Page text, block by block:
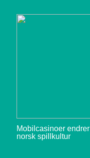
Mobilcasinoer endrer
norsk spillkultur